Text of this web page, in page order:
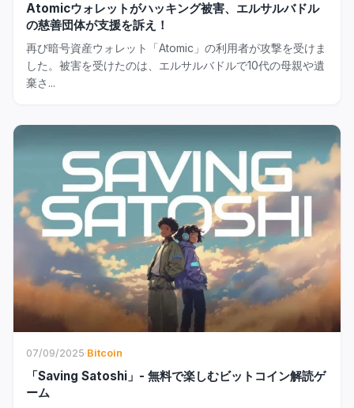
Atomicウォレットがハッキング被害、エルサルバドル
の慈善団体が支援を訴え！
再び暗号資産ウォレット「Atomic」の利用者が攻撃を受けま
した。被害を受けたのは、エルサルバドルで10代の母親や遺
棄さ...
07/09/2025·Bitcoin
「Saving Satoshi」- 無料で楽しむビットコイン解読ゲ
ーム